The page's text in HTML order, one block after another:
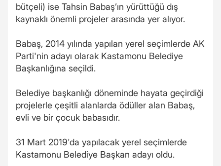
bütçeli) ise Tahsin Babaş’ın yürüttüğü dış
kaynaklı önemli projeler arasında yer alıyor.
Babaş, 2014 yılında yapılan yerel seçimlerde AK
Parti'nin adayı olarak Kastamonu Belediye
Başkanlığına seçildi.
Belediye başkanlığı döneminde hayata geçirdiği
projelerle çeşitli alanlarda ödüller alan Babaş,
evli ve bir çocuk babasıdır.
31 Mart 2019'da yapılacak yerel seçimlerde
Kastamonu Belediye Başkan adayı oldu.